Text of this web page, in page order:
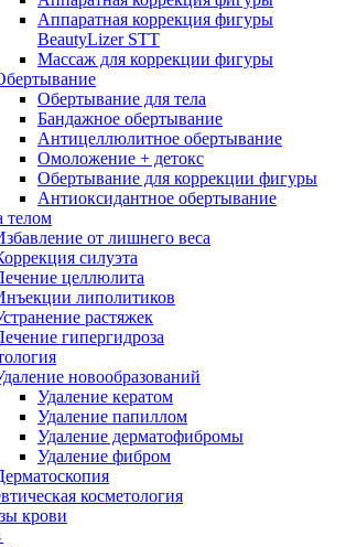
Аппаратная коррекция фигуры
BeautyLizer STT
Массаж для коррекции фигуры
Обертывание для тела
Бандажное обертывание
Антицеллюлитное обертывание
Омоложение + детокс
Обертывание для коррекции фигуры
Антиоксидантное обертывание
телом
от лишнего веса
силуэта
целлюлита
липолитиков
растяжек
гипергидроза
новообразований
Удаление кератом
Удаление папиллом
Удаление дерматофибромы
Удаление фибром
косметология
крови